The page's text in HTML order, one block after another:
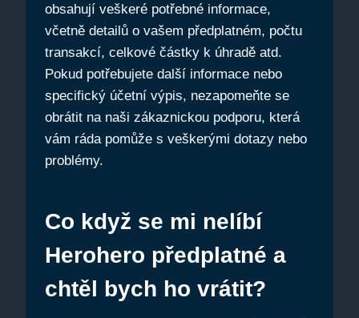
obsahují veškeré potřebné informace,
včetně detailů o vašem předplatném, počtu
transakcí, celkové částky k úhradě atd.
Pokud potřebujete další informace nebo
specifický účetní výpis, nezapomeňte se
obrátit na naši zákaznickou podporu, která
vám ráda pomůže s veškerými dotazy nebo
problémy.
Co když se mi nelíbí
Herohero předplatné a
chtěl bych ho vrátit?